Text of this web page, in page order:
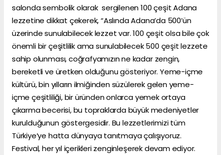
salonda sembolik olarak sergilenen 100 çeşit Adana
lezzetine dikkat çekerek, “Aslında Adana’da 500’ün
üzerinde sunulabilecek lezzet var. 100 çeşit olsa bile çok
önemli bir çeşitlilik ama sunulabilecek 500 çeşit lezzete
sahip olunması, coğrafyamızın ne kadar zengin,
bereketli ve üretken olduğunu gösteriyor. Yeme-içme
kültürü, bin yılların ilmiğinden süzülerek gelen yeme-
içme çeşitliliği, bir üründen onlarca yemek ortaya
çıkarma becerisi, bu topraklarda büyük medeniyetler
kurulduğunun göstergesidir. Bu lezzetlerimizi tüm
Türkiye’ye hatta dünyaya tanıtmaya çalışıyoruz.
Festival, her yıl içerikleri zenginleşerek devam ediyor.